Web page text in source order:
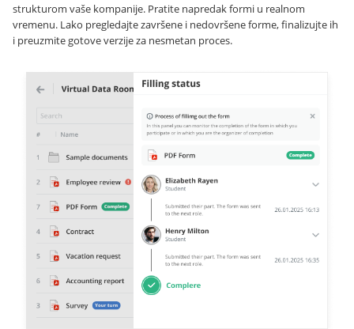
strukturom vaše kompanije. Pratite napredak formi u realnom
vremenu. Lako pregledajte završene i nedovršene forme, finalizujte ih
i preuzmite gotove verzije za nesmetan proces.